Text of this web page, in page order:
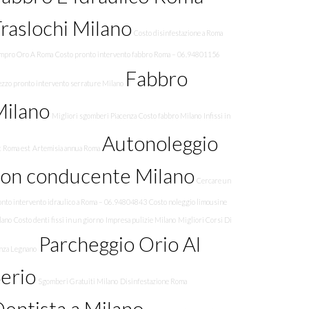
Milano Costo disinfestazione a Roma
Oro A Roma Costo pronto intervento fabbro Roma – 06.94801156
pronto intervento serrature Milano Fabbro
Migliori sgomberi Piacenza Costo fabbro Milano Infissi in
Roma est Artemisia annua Roma Autonoleggio
conducente Milano Cercare un
intervento idraulico a Roma – 06.94804843 Costo noleggio limousine
Costo denti fissi in un giorno Impresa pulizie Milano Migliori Corsi Di
Legnano Parcheggio Orio Al
Sgomberi Gratuiti Milano Disinfestazione Roma